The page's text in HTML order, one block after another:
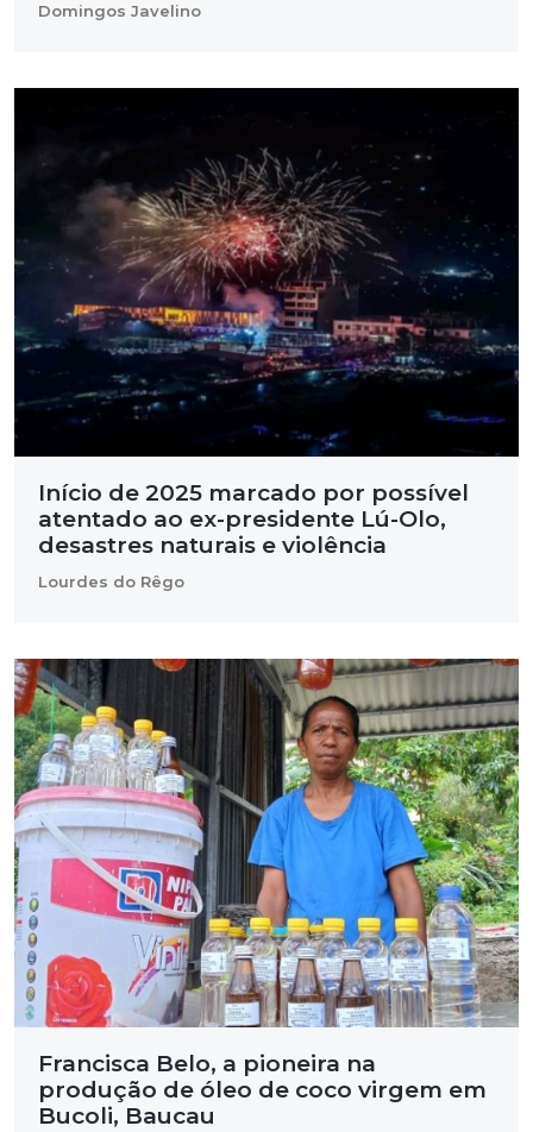
Domingos Javelino
Início de 2025 marcado por possível
atentado ao ex-presidente Lú-Olo,
desastres naturais e violência
Lourdes do Rêgo
Francisca Belo, a pioneira na
produção de óleo de coco virgem em
Bucoli, Baucau